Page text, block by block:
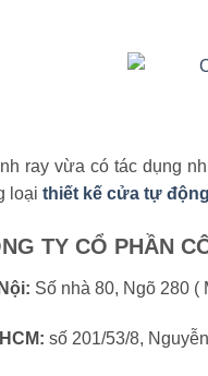
ray vừa có tác dụng
loại thiết kế cửa tự động
TY CỔ PHẦN
Số nhà 80, Ngõ 280
số 201/53/8,